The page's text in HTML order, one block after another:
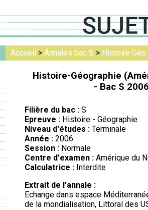
Accueil > Annales bac S > Histoire Géo
Histoire-Géographie
- Bac S 2006
Filière du bac : S
Epreuve : Histoire - Géographie
Niveau d'études : Terminale
Année : 2006
Session : Normale
Centre d'examen : Amérique du
Calculatrice : Interdite
Extrait de l'annale :
Echange dans espace
de la mondialisation, Littoral des